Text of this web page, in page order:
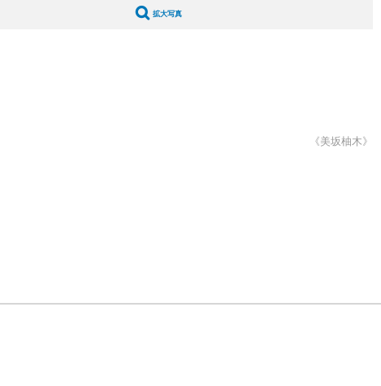
拡大写真
《美坂柚木》